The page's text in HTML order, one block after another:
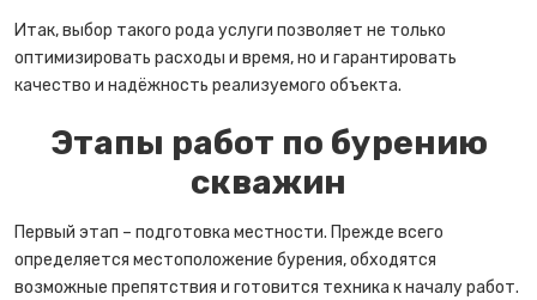
Итак, выбор такого рода услуги позволяет не только
оптимизировать расходы и время, но и гарантировать
качество и надёжность реализуемого объекта.
Этапы работ по бурению
скважин
Первый этап – подготовка местности. Прежде всего
определяется местоположение бурения, обходятся
возможные препятствия и готовится техника к началу работ.